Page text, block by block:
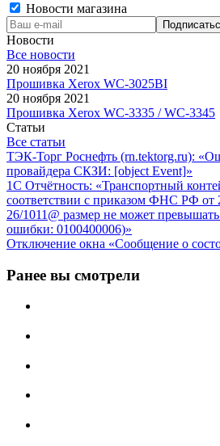
Новости магазина
Новости
Все новости
20 ноября 2021
Прошивка Xerox WC-3025BI
20 ноября 2021
Прошивка Xerox WC-3335 / WC-3345
Статьи
Все статьи
ТЭК-Торг Роснефть (rn.tektorg.ru):
провайдера СКЗИ: [object Event]»
1С Отчётность: «Транспортный
соответствии с приказом ФНС РФ
26/1011@ размер не может
ошибки: 0100400006)»
Отключение окна «Сообщение о
Ранее вы смотрели